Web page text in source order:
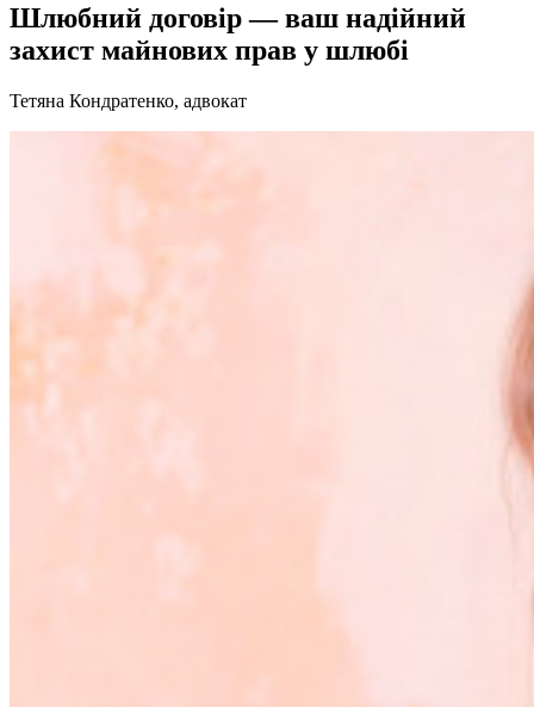
Шлюбний договір — ваш надійний
захист майнових прав у шлюбі
Тетяна Кондратенко, адвокат